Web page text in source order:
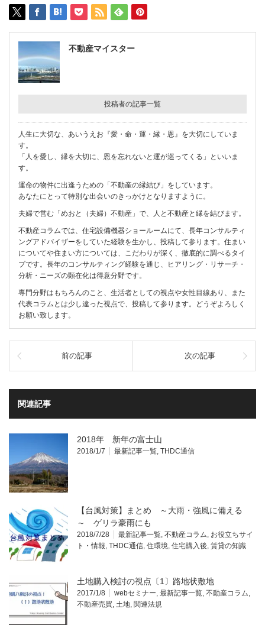
不動産マイスター
投稿者の記事一覧
人生に大切な、あいうえお『愛・命・運・縁・恩』を大切にしていま
す。
「人を愛し、縁を大切に、恩を忘れないと運が巡ってくる」といいま
す。
運命の物件に出逢うための「不動産の縁結び」をしています。
あなたにとって特別な出会いのきっかけとなりますように。
夫婦で営む「めおと（夫婦）不動産」で、人と不動産と縁を結びます。
不動産コラムでは、住宅設備機器ショールームにて、長年コンサルティ
ングアドバイザーをしていた経験を生かし、投稿して参ります。住まい
についてや住まい方については、こだわりが深く、徹底的に調べるタイ
プです。長年のコンサルティング経験を通じ、ヒアリング・リサーチ・
分析・ニーズの顕在化は得意分野です。
専門分野はもちろんのこと、生活者としての視点や女性目線あり、また
代表コラムとは少し違った視点で、投稿して参ります。どうぞよろしく
お願い致します。
前の記事 次の記事
関連記事
2018年 新年の富士山
2018/1/7 最新記事一覧, THDC通信
【台風対策】まとめ ～大雨・強風に備える
～ ゲリラ豪雨にも
2018/7/28 最新記事一覧, 不動産コラム, お役立ちサイ
ト・情報, THDC通信, 住環境, 住宅購入後, 賃貸の知識
土地購入検討の視点〔1〕路地状敷地
2017/1/8 webセミナー, 最新記事一覧, 不動産コラム,
不動産売買, 土地, 関連法規